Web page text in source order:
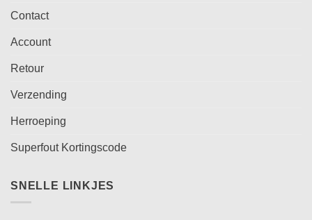
Contact
Account
Retour
Verzending
Herroeping
Superfout Kortingscode
SNELLE LINKJES